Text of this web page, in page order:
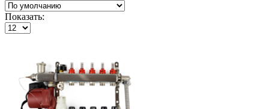
Показать: